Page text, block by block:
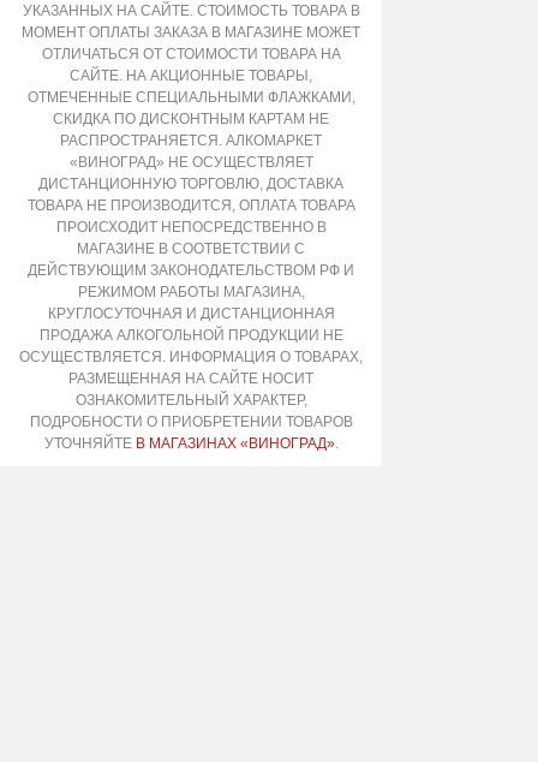
УКАЗАННЫХ НА САЙТЕ. СТОИМОСТЬ ТОВАРА В
МОМЕНТ ОПЛАТЫ ЗАКАЗА В МАГАЗИНЕ МОЖЕТ
ОТЛИЧАТЬСЯ ОТ СТОИМОСТИ ТОВАРА НА
САЙТЕ. НА АКЦИОННЫЕ ТОВАРЫ,
ОТМЕЧЕННЫЕ СПЕЦИАЛЬНЫМИ ФЛАЖКАМИ,
СКИДКА ПО ДИСКОНТНЫМ КАРТАМ НЕ
РАСПРОСТРАНЯЕТСЯ. АЛКОМАРКЕТ
«ВИНОГРАД» НЕ ОСУЩЕСТВЛЯЕТ
ДИСТАНЦИОННУЮ ТОРГОВЛЮ, ДОСТАВКА
ТОВАРА НЕ ПРОИЗВОДИТСЯ, ОПЛАТА ТОВАРА
ПРОИСХОДИТ НЕПОСРЕДСТВЕННО В
МАГАЗИНЕ В СООТВЕТСТВИИ С
ДЕЙСТВУЮЩИМ ЗАКОНОДАТЕЛЬСТВОМ РФ И
РЕЖИМОМ РАБОТЫ МАГАЗИНА,
КРУГЛОСУТОЧНАЯ И ДИСТАНЦИОННАЯ
ПРОДАЖА АЛКОГОЛЬНОЙ ПРОДУКЦИИ НЕ
ОСУЩЕСТВЛЯЕТСЯ. ИНФОРМАЦИЯ О ТОВАРАХ,
РАЗМЕЩЕННАЯ НА САЙТЕ НОСИТ
ОЗНАКОМИТЕЛЬНЫЙ ХАРАКТЕР,
ПОДРОБНОСТИ О ПРИОБРЕТЕНИИ ТОВАРОВ
УТОЧНЯЙТЕ В МАГАЗИНАХ «ВИНОГРАД».